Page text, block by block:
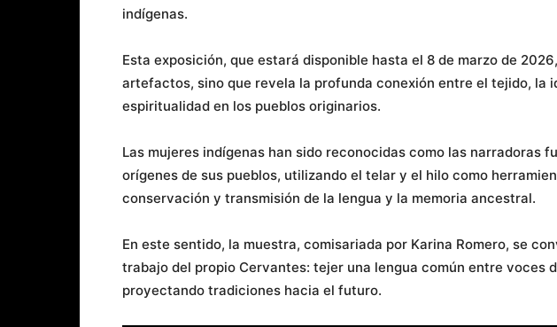
indígenas.
Esta exposición, que estará disponible hasta el 8 de marzo de
artefactos, sino que revela la profunda conexión entre el tejido, la
espiritualidad en los pueblos originarios.
Las mujeres indígenas han sido reconocidas como las narradoras
orígenes de sus pueblos, utilizando el telar y el hilo como
conservación y transmisión de la lengua y la memoria ancestral.
En este sentido, la muestra, comisariada por Karina Romero, se
trabajo del propio Cervantes: tejer una lengua común entre voces
proyectando tradiciones hacia el futuro.